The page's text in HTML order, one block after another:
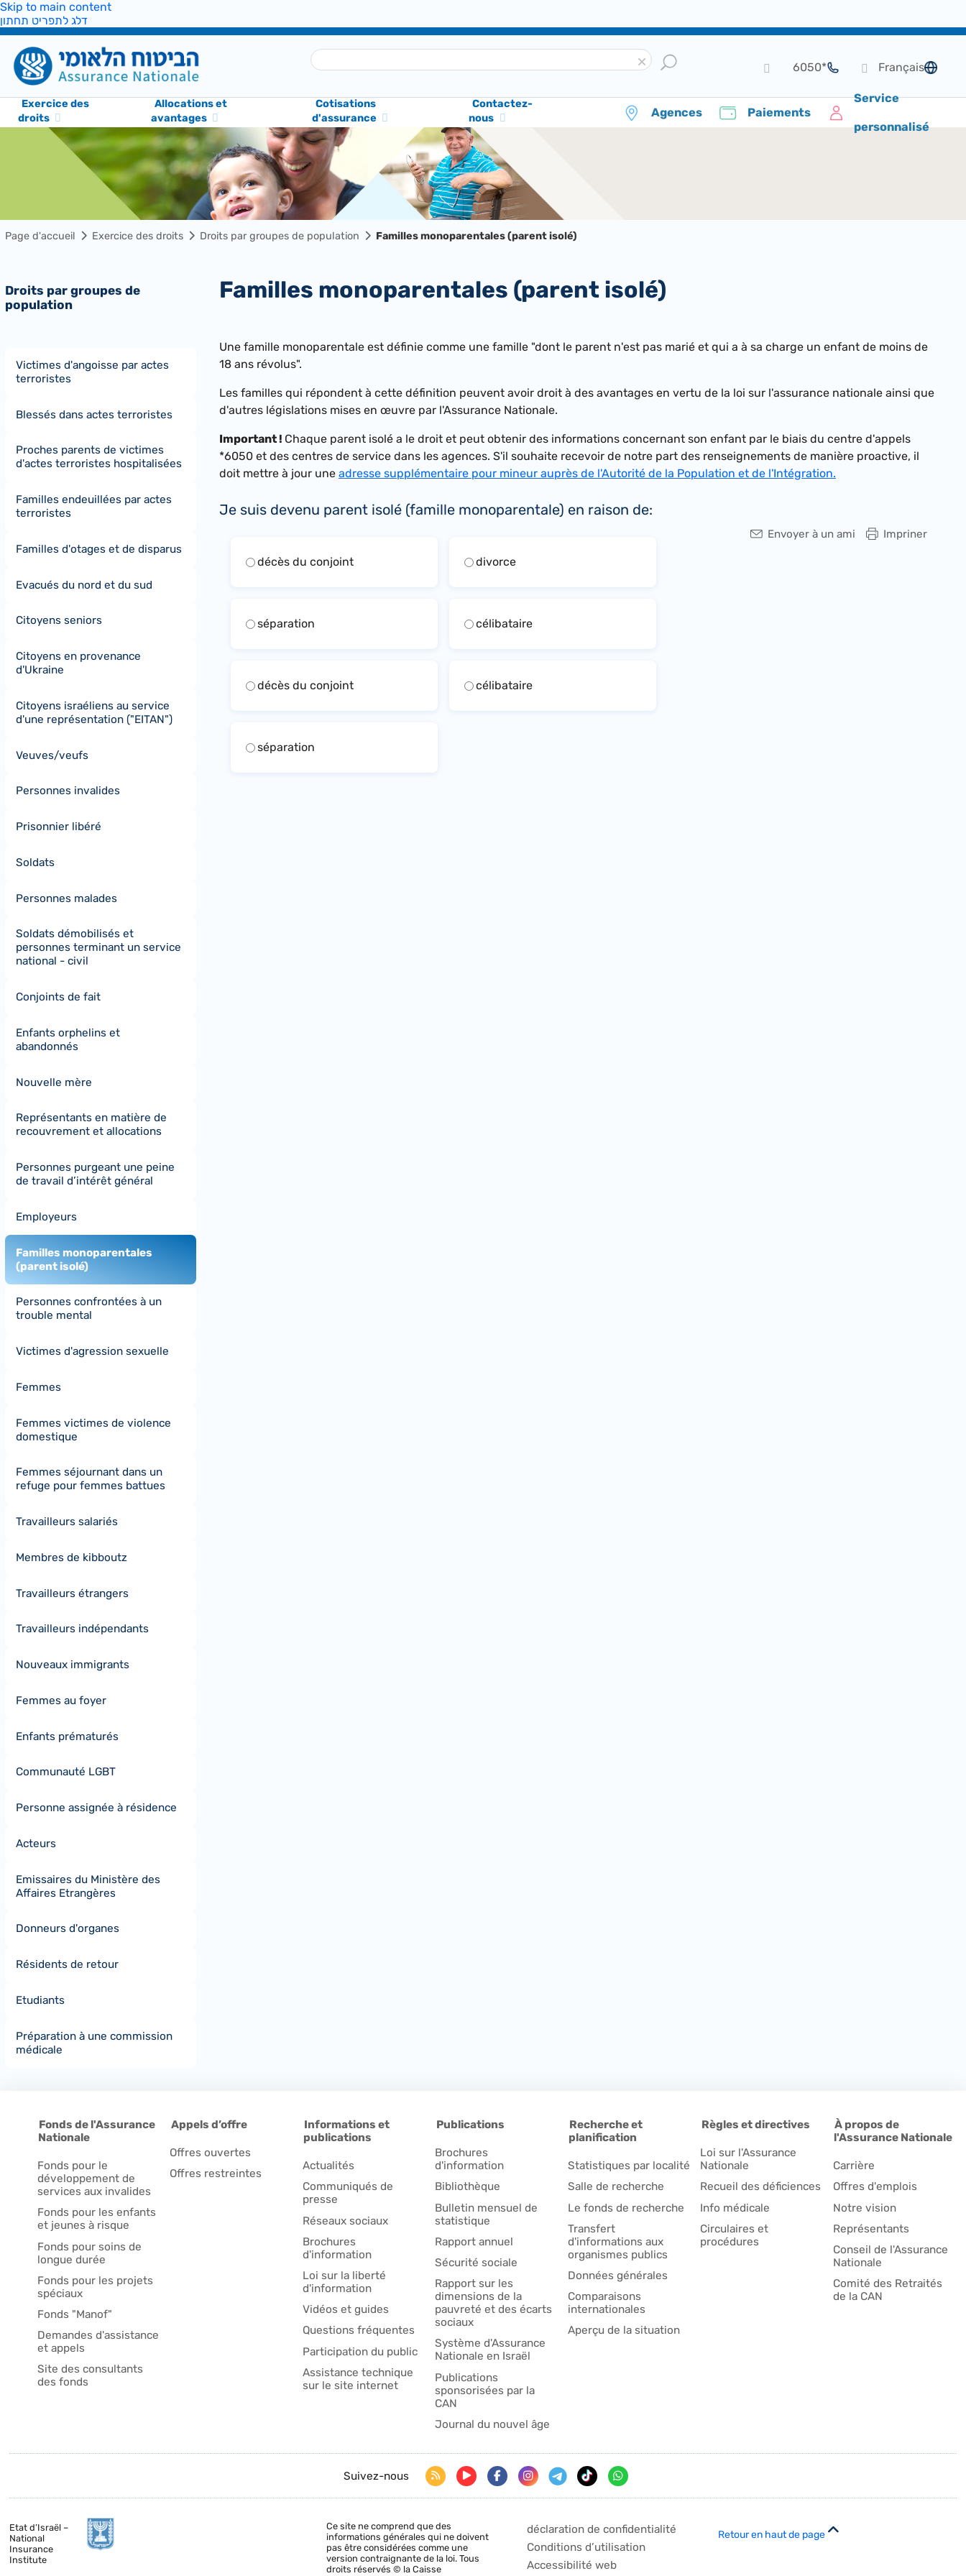
Skip to main content
דלג לתפריט תחתון
de langue
Français
*6050
Exercice des
droits
Allocations et
avantages
Cotisations
d'assurance
Contactez-
nous
Agences Paiements
Service
personnalisé
Page d'accueil Exercice des droits Droits par groupes de population Familles monoparentales (parent isolé)
Droits par groupes de
population
Victimes d'angoisse par actes
terroristes
Blessés dans actes terroristes
Proches parents de victimes
d'actes terroristes hospitalisées
Familles endeuillées par actes
terroristes
Familles d'otages et de disparus
Evacués du nord et du sud
Citoyens seniors
Citoyens en provenance
d'Ukraine
Citoyens israéliens au service
d'une représentation ("EITAN")
Veuves/veufs
Personnes invalides
Prisonnier libéré
Soldats
Personnes malades
Soldats démobilisés et
personnes terminant un service
national - civil
Conjoints de fait
Enfants orphelins et
abandonnés
Nouvelle mère
Représentants en matière de
recouvrement et allocations
Personnes purgeant une peine
de travail d’intérêt général
Employeurs
Familles monoparentales
(parent isolé)
Personnes confrontées à un
trouble mental
Victimes d'agression sexuelle
Femmes
Femmes victimes de violence
domestique
Femmes séjournant dans un
refuge pour femmes battues
Travailleurs salariés
Membres de kibboutz
Travailleurs étrangers
Travailleurs indépendants
Nouveaux immigrants
Femmes au foyer
Enfants prématurés
Communauté LGBT
Personne assignée à résidence
Acteurs
Emissaires du Ministère des
Affaires Etrangères
Donneurs d'organes
Résidents de retour
Etudiants
Préparation à une commission
médicale
Familles monoparentales (parent isolé)
Une famille monoparentale est définie comme une famille "dont le parent n'est pas marié et qui a à sa charge un enfant de moins de
18 ans révolus".
Les familles qui répondent à cette définition peuvent avoir droit à des avantages en vertu de la loi sur l'assurance nationale ainsi que
d'autres législations mises en œuvre par l'Assurance Nationale.
Important ! Chaque parent isolé a le droit et peut obtenir des informations concernant son enfant par le biais du centre d'appels
*6050 et des centres de service dans les agences. S'il souhaite recevoir de notre part des renseignements de manière proactive, il
doit mettre à jour une adresse supplémentaire pour mineur auprès de l'Autorité de la Population et de l'Intégration.
Impriner
Envoyer à un ami
Je suis devenu parent isolé (famille monoparentale) en raison de:
décès du conjoint divorce
séparation célibataire
décès du conjoint célibataire
séparation
À propos de
l'Assurance Nationale
Carrière
Offres d'emplois
Notre vision
Représentants
Conseil de l'Assurance
Nationale
Comité des Retraités
de la CAN
Règles et directives
Loi sur l'Assurance
Nationale
Recueil des déficiences
Info médicale
Circulaires et
procédures
Recherche et
planification
Statistiques par localité
Salle de recherche
Le fonds de recherche
Transfert
d'informations aux
organismes publics
Données générales
Comparaisons
internationales
Aperçu de la situation
Publications
Brochures
d'information
Bibliothèque
Bulletin mensuel de
statistique
Rapport annuel
Sécurité sociale
Rapport sur les
dimensions de la
pauvreté et des écarts
sociaux
Système d'Assurance
Nationale en Israël
Publications
sponsorisées par la
CAN
Journal du nouvel âge
Informations et
publications
Actualités
Communiqués de
presse
Réseaux sociaux
Brochures
d'information
Loi sur la liberté
d'information
Vidéos et guides
Questions fréquentes
Participation du public
Assistance technique
sur le site internet
Appels d’offre
Offres ouvertes
Offres restreintes
Fonds de l'Assurance
Nationale
Fonds pour le
développement de
services aux invalides
Fonds pour les enfants
et jeunes à risque
Fonds pour soins de
longue durée
Fonds pour les projets
spéciaux
Fonds "Manof"
Demandes d'assistance
et appels
Site des consultants
des fonds
Etat d’Israël –
National
Insurance
Institute
Ce site ne comprend que des
informations générales qui ne doivent
pas être considérées comme une
version contraignante de la loi. Tous
droits réservés © la Caisse
Suivez-nous
déclaration de confidentialité
Conditions d’utilisation
Accessibilité web
Retour en haut de page